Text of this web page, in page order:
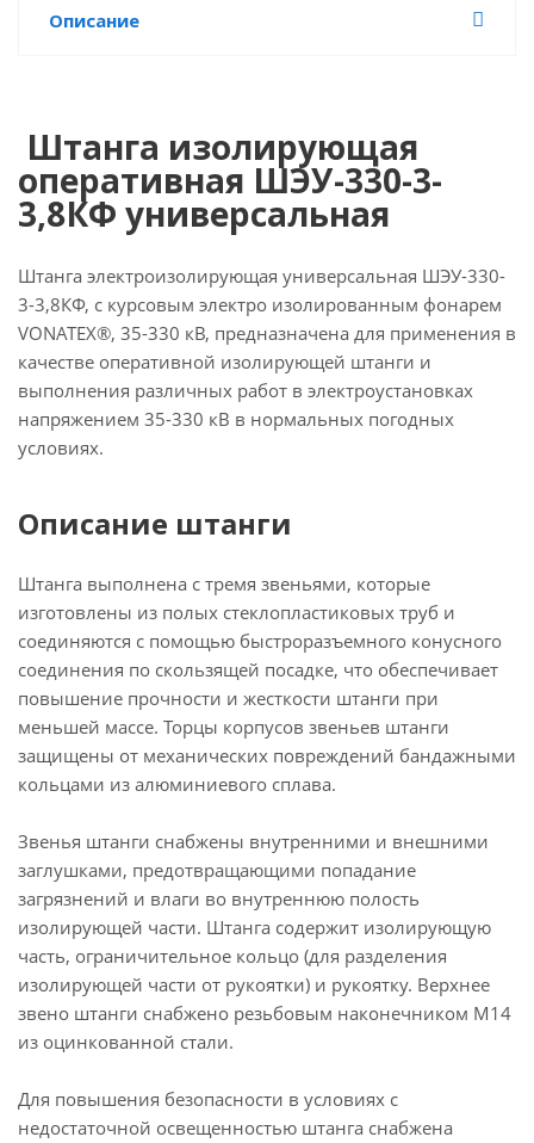
Описание
Штанга изолирующая
оперативная ШЭУ-330-3-
3,8КФ универсальная
Штанга электроизолирующая универсальная ШЭУ-330-
3-3,8КФ, с курсовым электро изолированным фонарем
VONATEX®, 35-330 кВ, предназначена для применения в
качестве оперативной изолирующей штанги и
выполнения различных работ в электроустановках
напряжением 35-330 кВ в нормальных погодных
условиях.
Описание штанги
Штанга выполнена с тремя звеньями, которые
изготовлены из полых стеклопластиковых труб и
соединяются с помощью быстроразъемного конусного
соединения по скользящей посадке, что обеспечивает
повышение прочности и жесткости штанги при
меньшей массе. Торцы корпусов звеньев штанги
защищены от механических повреждений бандажными
кольцами из алюминиевого сплава.
Звенья штанги снабжены внутренними и внешними
заглушками, предотвращающими попадание
загрязнений и влаги во внутреннюю полость
изолирующей части. Штанга содержит изолирующую
часть, ограничительное кольцо (для разделения
изолирующей части от рукоятки) и рукоятку. Верхнее
звено штанги снабжено резьбовым наконечником М14
из оцинкованной стали.
Для повышения безопасности в условиях с
недостаточной освещенностью штанга снабжена